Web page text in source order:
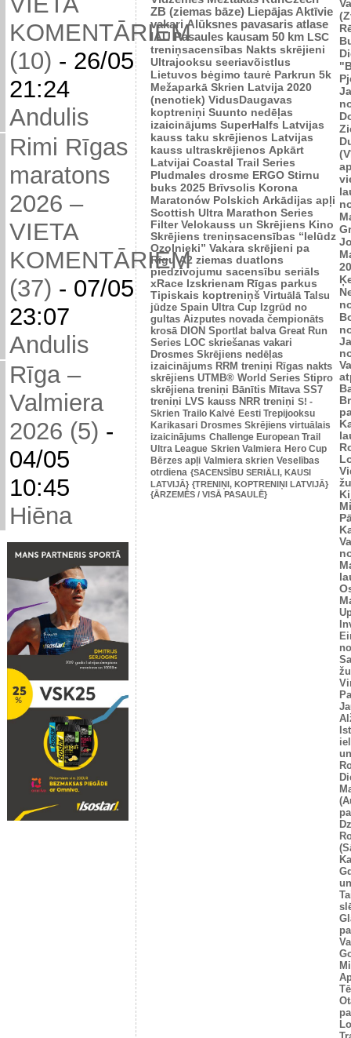
KOMENTĀRIEM
(10) - 26/05
21:24
Andulis
Rimi Rīgas
maratons
2026 –
VIETA
KOMENTĀRIEM
(37) - 07/05
23:07
Andulis
Rīga –
Valmiera
2026 (5) -
04/05
10:45
Hiēna
ZB (ziemas bāze) Liepājas Aktīvie
vakari Alūksnes pavasaris atlase
IAU Pasaules kausam 50 km LSC
treniņsacensības Nakts skrējieni
Ultrajooksu seeriavõistlus
Lietuvos bėgimo taurė Parkrun 5k
Mežaparkā Skrien Latvija 2020
(nenotiek) VidusDaugavas
koptreniņi Suunto nedēļas
izaicinājums SuperHalfs Latvijas
kauss taku skrējienos Latvijas
kauss ultraskrējienos Apkārt
Latvijai Coastal Trail Series
Pludmales drosme ERGO Stirnu
buks 2025 Brīvsolis Korona
Maratonów Polskich Arkādijas apļi
Scottish Ultra Marathon Series
Filter Velokauss un Skrējiens Kino
Skrējiens treniņsacensības “Ielūdz
Ozolnieki” Vakara skrējieni pa
Rīgu A2 ziemas duatlons
piedzīvojumu sacensību seriāls
xRace Izskrienam Rīgas parkus
Tipiskais koptreniņš Virtuālā Talsu
jūdze Spain Ultra Cup Izgrūd no
gultas Aizputes novada čempionāts
krosā DION Sportlat balva Great Run
Series LOC skriešanas vakari
Drosmes Skrējiens nedēļas
izaicinājums RRM treniņi Rīgas nakts
skrējiens UTMB® World Series Stipro
skrējiena treniņi Bānītis Mītava SS7
treniņi LVS kauss NRR treniņi S! -
Skrien Trailo Kalvė Eesti Trepijooksu
Karikasari Drosmes Skrējiens virtuālais
izaicinājums Challenge European Trail
Ultra League Skrien Valmiera Hero Cup
Bērzes apļi Valmiera skrien Veselības
otrdiena {SACENSĪBU SERIĀLI, KAUSI
LATVIJĀ} {TRENIŅI, KOPTRENIŅI LATVIJĀ}
{ĀRZEMĒS / VISĀ PASAULĒ}